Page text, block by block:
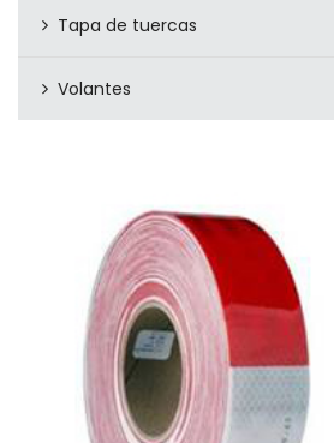
Tapa de tuercas
Volantes